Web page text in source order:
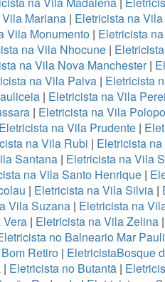
Mariana| Eletricista na
Vila Monumento | Eletricista
na Vila Nhocune|
na Vila Nova Manchester|
na Vila Paiva | Eletricista
| Eletricista na Vila
| Eletricista na Vila
Eletricista na Vila Prudente |
na Vila Rubi | Eletricista
Santana| Eletricista na Vila
na Vila Santo Henrique |
| Eletricista na Vila Silvia|
Vila Suzana | Eletricista na
| Eletricista na Vila Zelina |
no Balneario Mar
Retiro | EletricistaBosque
| Eletricista no Butantã |